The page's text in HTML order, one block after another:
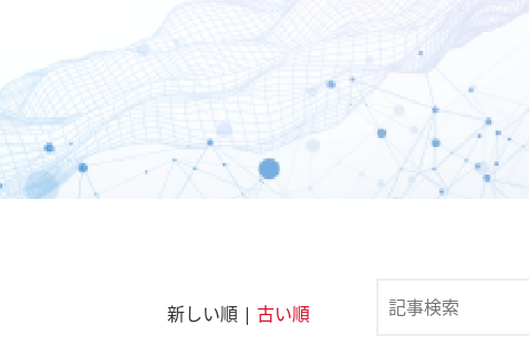
新しい順 | 古い順